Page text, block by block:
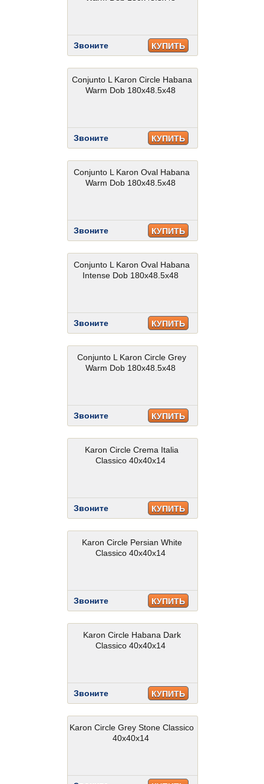
Звоните КУПИТЬ
Conjunto L Karon Circle Habana
Warm Dob 180x48.5x48
Звоните КУПИТЬ
Conjunto L Karon Oval Habana
Warm Dob 180x48.5x48
Звоните КУПИТЬ
Conjunto L Karon Oval Habana
Intense Dob 180x48.5x48
Звоните КУПИТЬ
Conjunto L Karon Circle Grey
Warm Dob 180x48.5x48
Звоните КУПИТЬ
Karon Circle Crema Italia
Classico 40x40x14
Звоните КУПИТЬ
Karon Circle Persian White
Classico 40x40x14
Звоните КУПИТЬ
Karon Circle Habana Dark
Classico 40x40x14
Звоните КУПИТЬ
Karon Circle Grey Stone Classico
40x40x14